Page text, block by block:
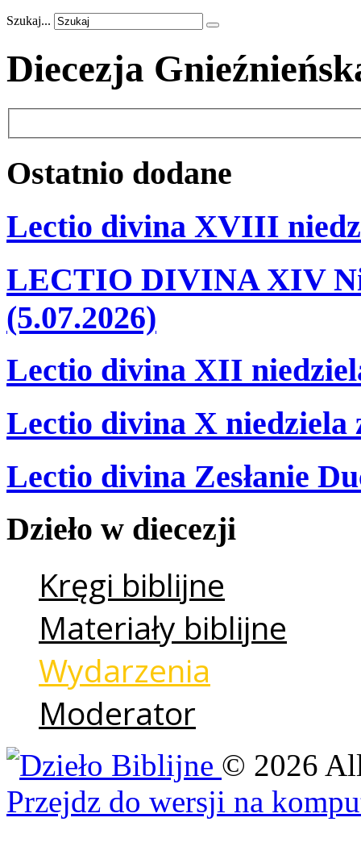
Szukaj...
Diecezja
Ostatnio dodane
Lectio divina XVIII
LECTIO DIVINA XIV
(5.07.2026)
Lectio divina XII
Lectio divina X niedziela
Lectio divina Zesłanie
Dzieło w diecezji
Kręgi biblijne
Materiały biblijne
Wydarzenia
Moderator
© 2026
Przejdz do wersji na